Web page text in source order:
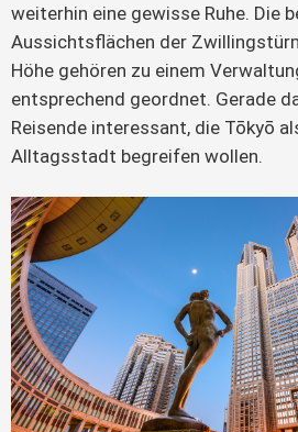
weiterhin eine gewisse Ruhe. Die
Aussichtsflächen der
Höhe gehören zu einem
entsprechend geordnet. Gerade
Reisende interessant, die Tōkyō
Alltagsstadt begreifen wollen.